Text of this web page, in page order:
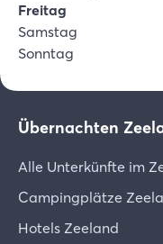
Freitag
Samstag
Sonntag
Übernachten
Alle Unterkünfte im
Campingplätze
Hotels Zeeland